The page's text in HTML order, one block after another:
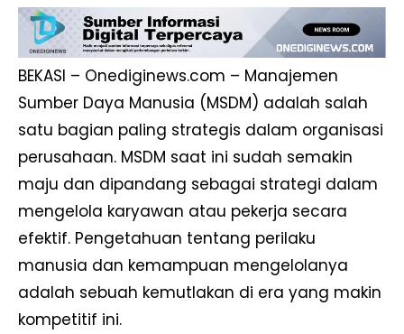
BEKASI – Onediginews.com – Manajemen
Sumber Daya Manusia (MSDM) adalah salah
satu bagian paling strategis dalam organisasi
perusahaan. MSDM saat ini sudah semakin
maju dan dipandang sebagai strategi dalam
mengelola karyawan atau pekerja secara
efektif. Pengetahuan tentang perilaku
manusia dan kemampuan mengelolanya
adalah sebuah kemutlakan di era yang makin
kompetitif ini.